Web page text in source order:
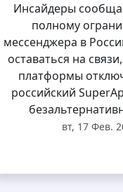
Инсайдеры
полному
мессенджера в
оставаться на
платформы
российский
вт, 17 Фев.